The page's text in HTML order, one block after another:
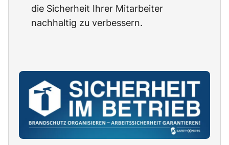
die Sicherheit Ihrer Mitarbeiter
nachhaltig zu verbessern.